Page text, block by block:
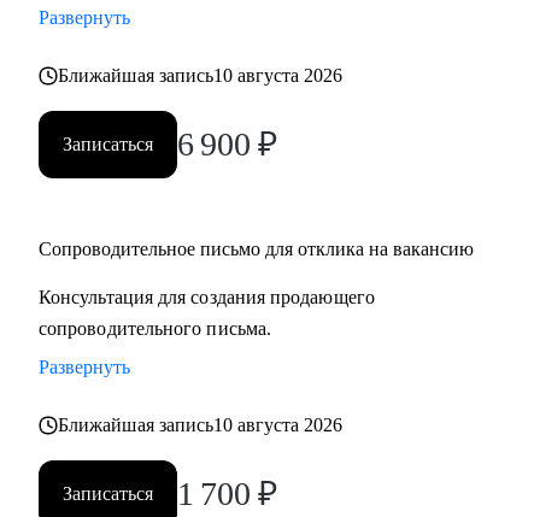
• смена профессии и рекомендации по каналам поиска
письма
• выход на рынок труда после длительного перерыва, после
череды отказов
• первая работа у молодых специалистов, когда опыта
• выбор среди нескольких вариантов развития карьеры
Кому могу помочь:
Как молодым специалистам, так и руководителям в сферах:
• образование
• психология
• бьюти-индустрия (индустрия красоты)
Развернуть
Ближайшая запись10 августа 2026
Записаться 6 900 ₽
Сопроводительное письмо для отклика на вакансию
Консультация для создания продающего
сопроводительного письма.
Развернуть
Ближайшая запись10 августа 2026
Записаться 1 700 ₽